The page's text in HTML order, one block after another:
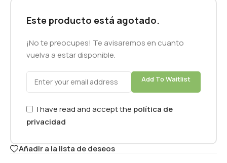
Este producto está agotado.
¡No te preocupes! Te avisaremos en cuanto
vuelva a estar disponible.
Add To Waitlist
I have read and accept the política de
privacidad
Añadir a la lista de deseos